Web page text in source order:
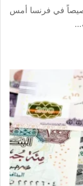
إيه 350” معدلة خصيصاً في فرنسا أمس